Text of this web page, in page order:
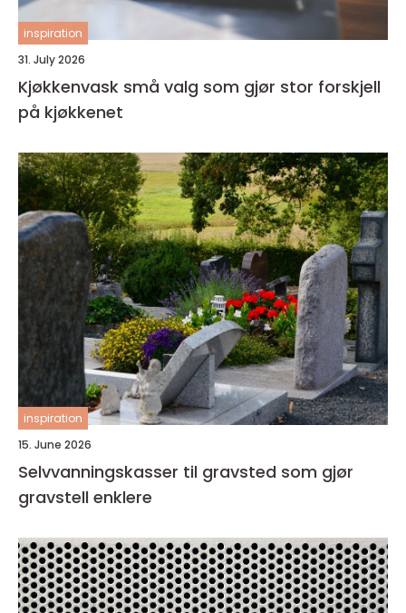
inspiration
31. July 2026
Kjøkkenvask små valg som gjør stor forskjell
på kjøkkenet
inspiration
15. June 2026
Selvvanningskasser til gravsted som gjør
gravstell enklere